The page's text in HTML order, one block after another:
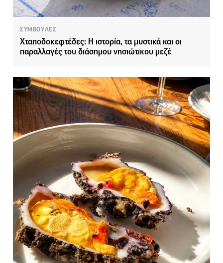
ΣΥΜΒΟΥΛΕΣ
Χταποδοκεφτέδες: Η ιστορία, τα μυστικά και οι
παραλλαγές του διάσημου νησιώτικου μεζέ